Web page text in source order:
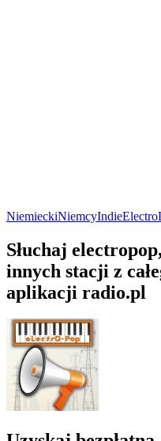
NiemieckiNiemcyIndieElectro
Słuchaj
innych stacji z
aplikacji radio.pl